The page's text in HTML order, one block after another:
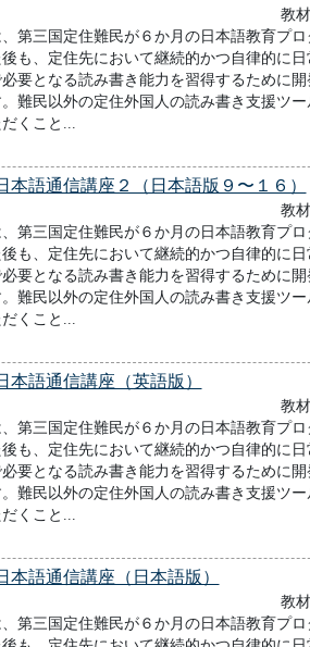
教
第三国定住難民が６か月の日本語教育プロ
も、定住先において継続的かつ自律的に日
要となる読み書き能力を習得するために開
。難民以外の定住外国人の読み書き支援ツー
くこと...
本語通信講座２（日本語版９〜１６）
教
第三国定住難民が６か月の日本語教育プロ
も、定住先において継続的かつ自律的に日
要となる読み書き能力を習得するために開
。難民以外の定住外国人の読み書き支援ツー
くこと...
本語通信講座（英語版）
教
第三国定住難民が６か月の日本語教育プロ
も、定住先において継続的かつ自律的に日
要となる読み書き能力を習得するために開
。難民以外の定住外国人の読み書き支援ツー
くこと...
本語通信講座（日本語版）
教
第三国定住難民が６か月の日本語教育プロ